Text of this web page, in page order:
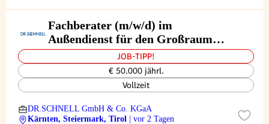
Fachberater (m/w/d) im
Außendienst für den Großraum
Kärnten, Steiermark und Tirol
JOB-TIPP!
€ 50.000 jährl.
Vollzeit
DR.SCHNELL GmbH & Co. KGaA
Kärnten, Steiermark, Tirol
| vor 2 Tagen